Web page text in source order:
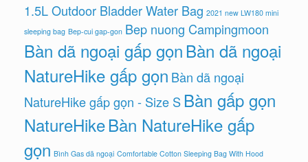
1.5L Outdoor Bladder Water Bag 2021 new LW180 mini
sleeping bag Bep-cui gap-gon Bep nuong Campingmoon
Bàn dã ngoại gấp gọnBàn dã ngoại
NatureHike gấp gọn Bàn dã ngoại
NatureHike gấp gọn - Size SBàn gấp gọn
NatureHikeBàn NatureHike gấp
gọn Bình Gas dã ngoại Comfortable Cotton Sleeping Bag With Hood